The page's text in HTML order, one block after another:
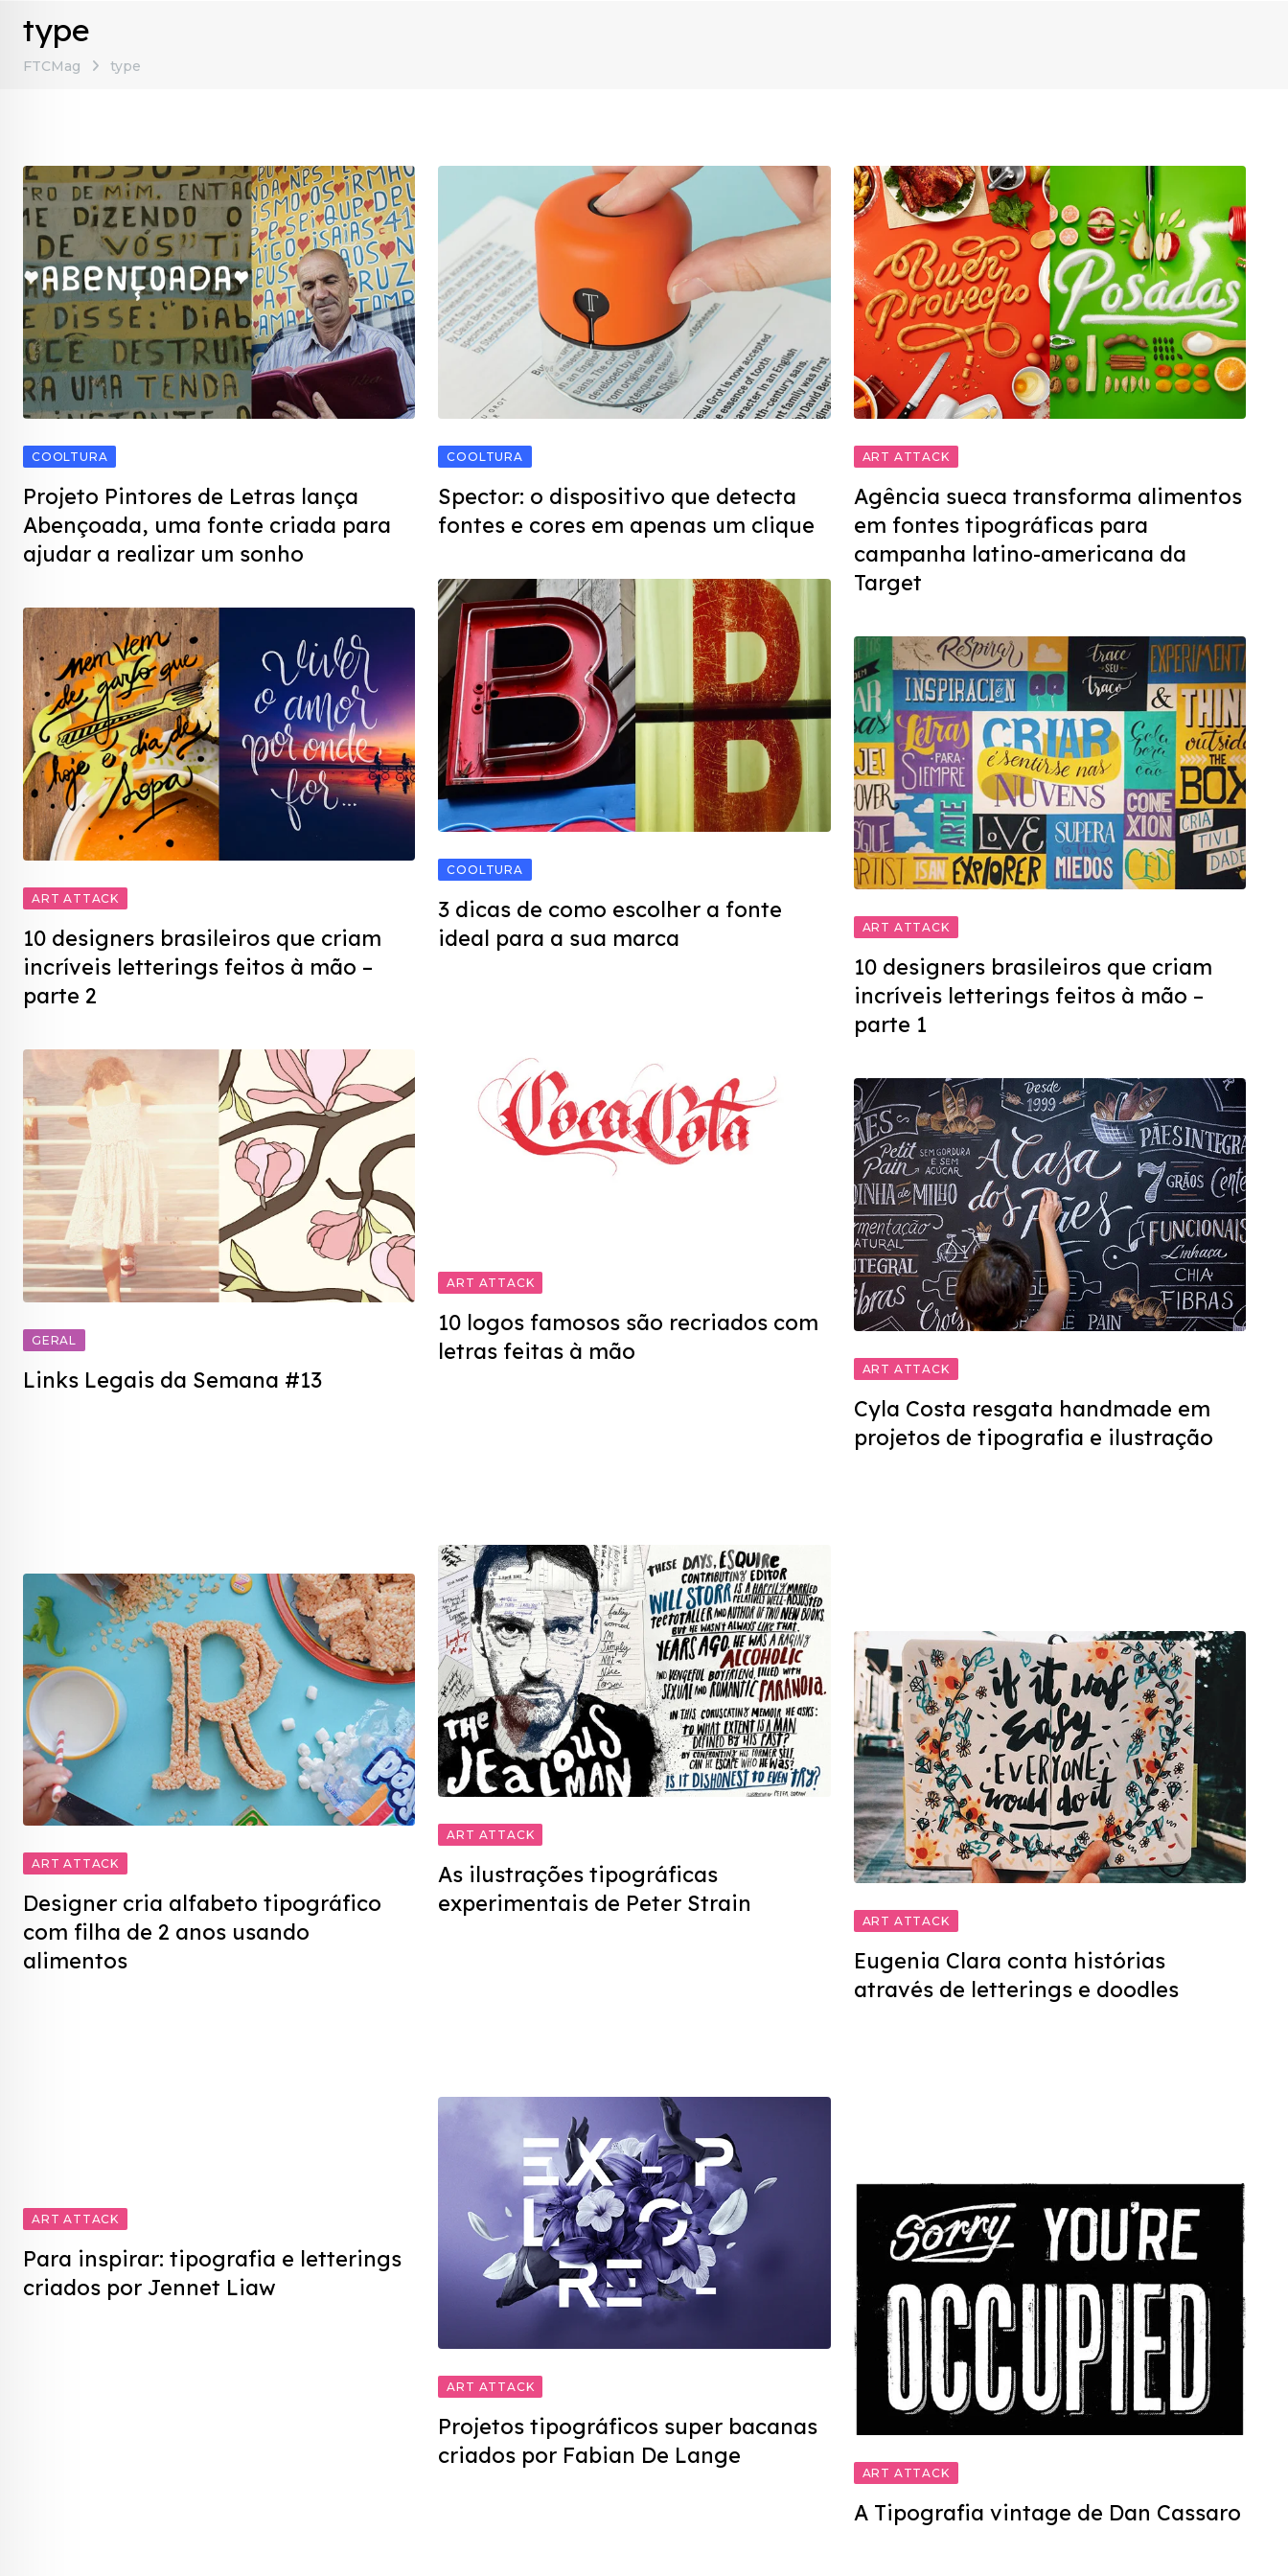
type
FTCMag type
COOLTURA
Projeto Pintores de Letras lança
Abençoada, uma fonte criada para
ajudar a realizar um sonho
COOLTURA
Spector: o dispositivo que detecta
fontes e cores em apenas um clique
ART ATTACK
Agência sueca transforma alimentos
em fontes tipográficas para
campanha latino-americana da
Target
COOLTURA
3 dicas de como escolher a fonte
ideal para a sua marca
ART ATTACK
10 designers brasileiros que criam
incríveis letterings feitos à mão –
parte 2
ART ATTACK
10 designers brasileiros que criam
incríveis letterings feitos à mão –
parte 1
ART ATTACK
10 logos famosos são recriados com
letras feitas à mão
GERAL
Links Legais da Semana #13 ART ATTACK
Cyla Costa resgata handmade em
projetos de tipografia e ilustração
ART ATTACK
As ilustrações tipográficas
experimentais de Peter Strain
ART ATTACK
Designer cria alfabeto tipográfico
com filha de 2 anos usando
alimentos
ART ATTACK
Eugenia Clara conta histórias
através de letterings e doodles
ART ATTACK
Projetos tipográficos super bacanas
criados por Fabian De Lange
ART ATTACK
Para inspirar: tipografia e letterings
criados por Jennet Liaw
ART ATTACK
A Tipografia vintage de Dan Cassaro